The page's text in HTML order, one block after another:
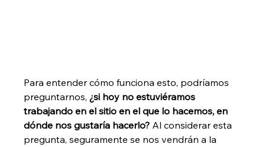
Para entender cómo funciona esto, podríamos
preguntarnos, ¿si hoy no estuviéramos
trabajando en el sitio en el que lo hacemos, en
dónde nos gustaría hacerlo? Al considerar esta
pregunta, seguramente se nos vendrán a la